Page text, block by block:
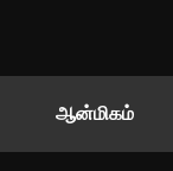
ஆன்மிகம்